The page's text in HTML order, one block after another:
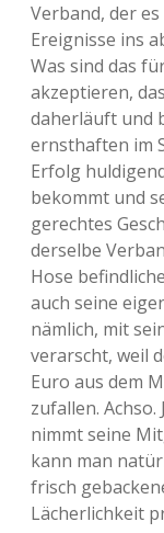
Verband, der
Ereignisse ins
Was sind das
akzeptieren,
daherläuft und
ernsthaften im
Erfolg
bekommt und
gerechtes
derselbe
Hose
auch seine
nämlich, mit
verarscht, weil
Euro aus dem
zufallen.
nimmt seine
kann man
frisch
Lächerlichkeit